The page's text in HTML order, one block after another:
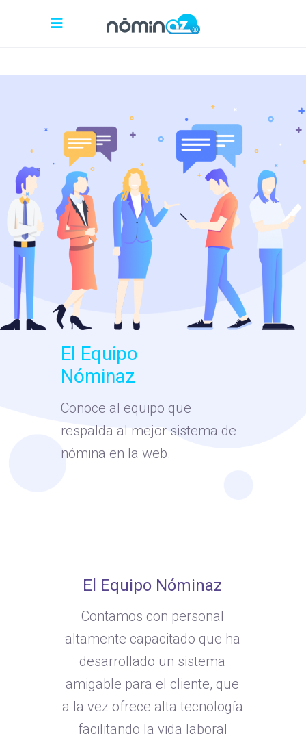
El Equipo
Nóminaz
Conoce al equipo que
respalda al mejor sistema de
nómina en la web.
El Equipo Nóminaz
Contamos con personal
altamente capacitado que ha
desarrollado un sistema
amigable para el cliente, que
a la vez ofrece alta tecnología
facilitando la vida laboral